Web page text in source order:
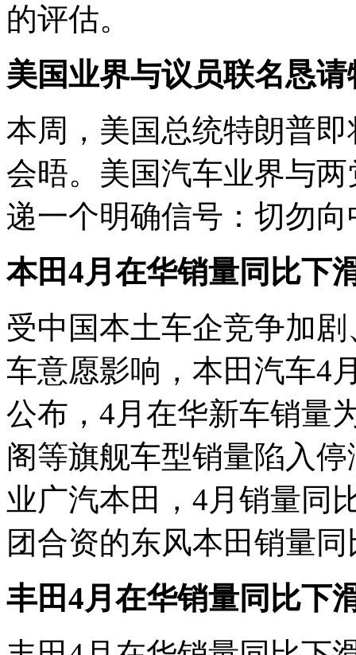
的评估。
美国业界与议员联名恳
本周，美国总统特朗普
会晤。美国汽车业界与
递一个明确信号：切勿
本田4月在华销量同比下
受中国本土车企竞争加
车意愿影响，本田汽车4
公布，4月在华新车销量
阁等旗舰车型销量陷入
业广汽本田，4月销量同
团合资的东风本田销量
丰田4月在华销量同比下